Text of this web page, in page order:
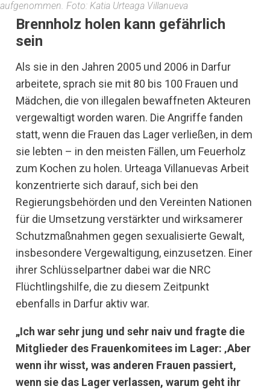
aufgenommen. Foto: Katia Urteaga Villanueva
Brennholz holen kann gefährlich
sein
Als sie in den Jahren 2005 und 2006 in Darfur
arbeitete, sprach sie mit 80 bis 100 Frauen und
Mädchen, die von illegalen bewaffneten Akteuren
vergewaltigt worden waren. Die Angriffe fanden
statt, wenn die Frauen das Lager verließen, in dem
sie lebten – in den meisten Fällen, um Feuerholz
zum Kochen zu holen. Urteaga Villanuevas Arbeit
konzentrierte sich darauf, sich bei den
Regierungsbehörden und den Vereinten Nationen
für die Umsetzung verstärkter und wirksamerer
Schutzmaßnahmen gegen sexualisierte Gewalt,
insbesondere Vergewaltigung, einzusetzen. Einer
ihrer Schlüsselpartner dabei war die NRC
Flüchtlingshilfe, die zu diesem Zeitpunkt
ebenfalls in Darfur aktiv war.
„Ich war sehr jung und sehr naiv und fragte die
Mitglieder des Frauenkomitees im Lager: ‚Aber
wenn ihr wisst, was anderen Frauen passiert,
wenn sie das Lager verlassen, warum geht ihr